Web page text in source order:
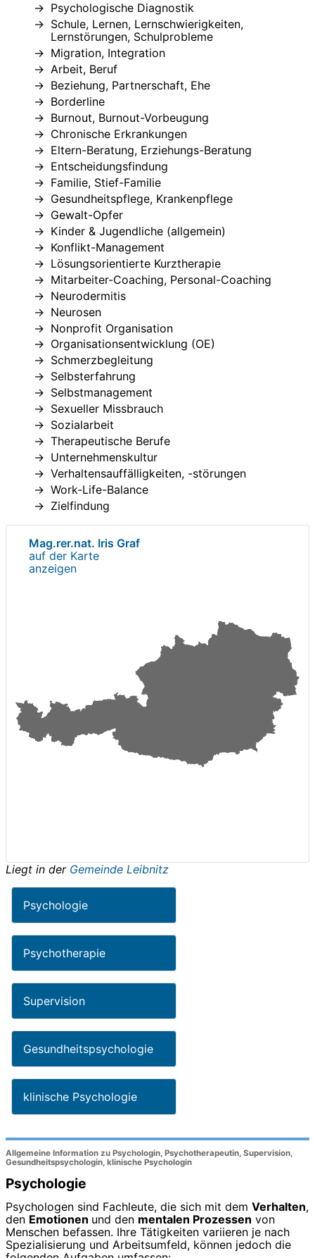
Psychologische Diagnostik
Schule, Lernen, Lernschwierigkeiten,
Lernstörungen, Schulprobleme
Migration, Integration
Arbeit, Beruf
Beziehung, Partnerschaft, Ehe
Borderline
Burnout, Burnout-Vorbeugung
Chronische Erkrankungen
Eltern-Beratung, Erziehungs-Beratung
Entscheidungsfindung
Familie, Stief-Familie
Gesundheitspflege, Krankenpflege
Gewalt-Opfer
Kinder & Jugendliche (allgemein)
Konflikt-Management
Lösungsorientierte Kurztherapie
Mitarbeiter-Coaching, Personal-Coaching
Neurodermitis
Neurosen
Nonprofit Organisation
Organisationsentwicklung (OE)
Schmerzbegleitung
Selbsterfahrung
Selbstmanagement
Sexueller Missbrauch
Sozialarbeit
Therapeutische Berufe
Unternehmenskultur
Verhaltensauffälligkeiten, -störungen
Work-Life-Balance
Zielfindung
Mag.rer.nat. Iris Graf
auf der Karte
anzeigen
Liegt in der Gemeinde Leibnitz
Psychologie
Psychotherapie
Supervision
Gesundheitspsychologie
klinische Psychologie
Allgemeine Information zu Psychologin, Psychotherapeutin, Supervision,
Gesundheitspsychologin, klinische Psychologin
Psychologie
Psychologen sind Fachleute, die sich mit dem Verhalten,
den Emotionen und den mentalen Prozessen von
Menschen befassen. Ihre Tätigkeiten variieren je nach
Spezialisierung und Arbeitsumfeld, können jedoch die